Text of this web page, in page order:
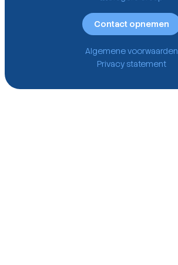
Contact opnemen
Algemene voorwaarden
Privacy statement